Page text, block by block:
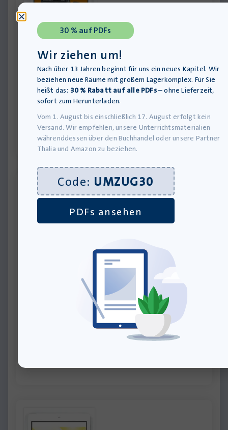
Prosatext analysieren und interpretieren –
Lehrerheft PDF – Schullizenz
Download-Produkt
36,00€
»In den Warenkorb
Sach- und Prosatexte: Normalität – Anderssein
– Transgender: Wie viel Anderssein ist noch
30 % auf PDFs
Wir ziehen um!
Nach über 13 Jahren beginnt für uns ein neues Kapitel. Wir
beziehen neue Räume mit großem Lagerkomplex. Für Sie
heißt das: 30 % Rabatt auf alle PDFs– ohne Lieferzeit,
sofort zum Herunterladen.
Vom 1. August bis einschließlich 17. August erfolgt kein
Versand. Wir empfehlen, unsere Unterrichtsmaterialien
währenddessen über den Buchhandel oder unsere Partner
Thalia und Amazon zu beziehen.
Code: UMZUG30
PDFs ansehen